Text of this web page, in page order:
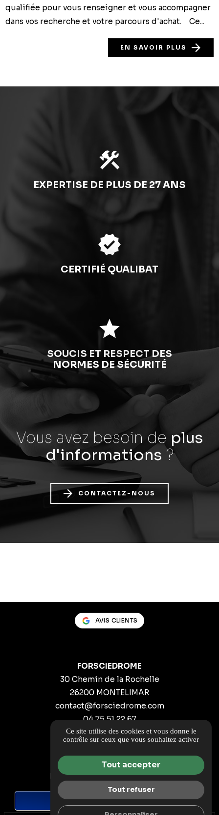
qualifiée pour vous renseigner et vous accompagner
dans vos recherche et votre parcours d'achat. Ce...
EN SAVOIR PLUS
construction
EXPERTISE DE PLUS DE 27 ANS
verified
CERTIFIÉ QUALIBAT
star
SOUCIS ET RESPECT DES
NORMES DE SÉCURITÉ
Vous avez besoin de plus
d'informations ?
CONTACTEZ-NOUS
DEMANDE DE DEVIS
AVIS CLIENTS
FORSCIEDROME
30 Chemin de la Rochelle
26200 MONTELIMAR
contact@forsciedrome.com
04 75 51 22 67
ITINÉRAIRE
Guide local
Informations complémentaires
Mentions légales
Politique de confidentialité
Ce site utilise des cookies et vous donne le
contrôle sur ceux que vous souhaitez activer
Tout accepter
Tout refuser